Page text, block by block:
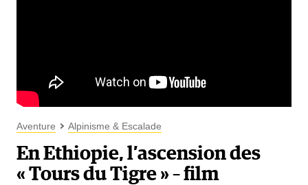
Aventure Alpinisme & Escalade
En Ethiopie, l’ascension des
« Tours du Tigre » – film